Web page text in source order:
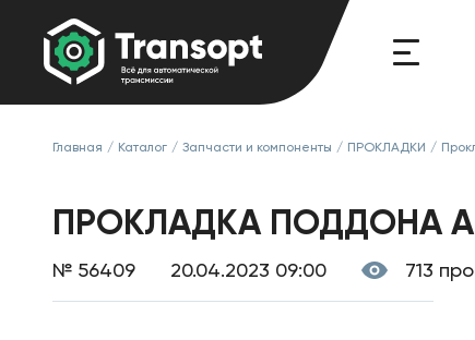
Главная / Каталог / Запчасти и компоненты / ПРОКЛАДКИ /
ПРОКЛАДКА ПОДДОНА
№ 56409 20.04.2023 09:00 713